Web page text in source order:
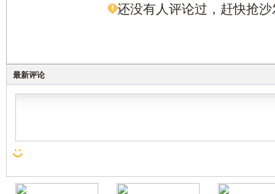
还没有人评论过，赶快抢沙
最新评论